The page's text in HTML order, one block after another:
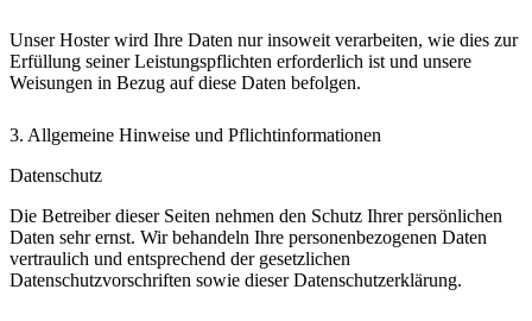
Unser Hoster wird Ihre Daten nur insoweit verarbeiten, wie dies zur
Erfüllung seiner Leistungspflichten erforderlich ist und unsere
Weisungen in Bezug auf diese Daten befolgen.
3. Allgemeine Hinweise und Pflichtinformationen
Datenschutz
Die Betreiber dieser Seiten nehmen den Schutz Ihrer persönlichen
Daten sehr ernst. Wir behandeln Ihre personenbezogenen Daten
vertraulich und entsprechend der gesetzlichen
Datenschutzvorschriften sowie dieser Datenschutzerklärung.